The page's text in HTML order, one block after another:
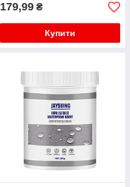
179,99 ₴
Купити